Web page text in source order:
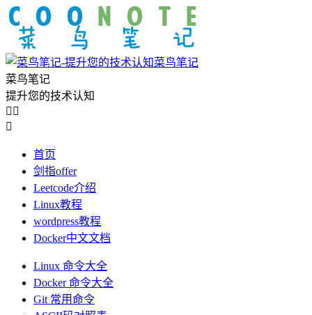
菜鸟笔记
菜鸟笔记
提升您的技术认知
 

首页
剑指offer
Leetcode介绍
Linux教程
wordpress教程
Docker中文文档
Linux 命令大全
Docker 命令大全
Git 常用命令